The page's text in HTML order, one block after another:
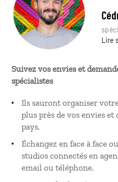
Lire
Suivez vos envies et
spécialistes
Ils sauront organiser
plus près de vos envies et
pays.
Échangez en face à face
studios connectés en
email ou téléphone.